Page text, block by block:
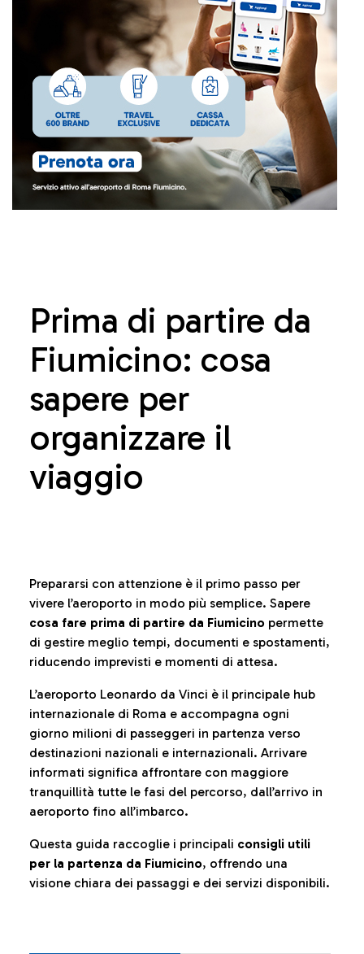
Prima di partire da
Fiumicino: cosa
sapere per
organizzare il
viaggio
Prepararsi con attenzione è il primo passo per
vivere l’aeroporto in modo più semplice. Sapere
cosa fare prima di partire da Fiumicino permette
di gestire meglio tempi, documenti e spostamenti,
riducendo imprevisti e momenti di attesa.
L’aeroporto Leonardo da Vinci è il principale hub
internazionale di Roma e accompagna ogni
giorno milioni di passeggeri in partenza verso
destinazioni nazionali e internazionali. Arrivare
informati significa affrontare con maggiore
tranquillità tutte le fasi del percorso, dall’arrivo in
aeroporto fino all’imbarco.
Questa guida raccoglie i principali consigli utili
per la partenza da Fiumicino, offrendo una
visione chiara dei passaggi e dei servizi disponibili.